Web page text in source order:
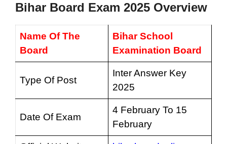
Bihar Board Exam 2025 Overview
Name Of The
Board
Bihar School
Examination Board
Type Of Post
Inter Answer Key
2025
Date Of Exam
4 February To 15
February